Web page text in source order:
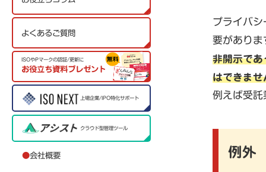
よくあるご質問
ISOやPマークの認証/更新に
お役立ち資料プレゼント
上場企業/IPO特化サポート
クラウド型管理ツール
●会社概要
プライバ
要がありま
非開示であ
はできませ
例えば受託
例外